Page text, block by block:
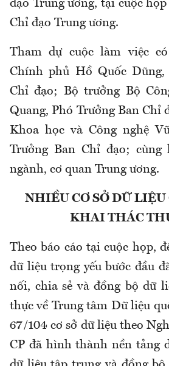
đạo Trung ương, tại cuộc
Chỉ đạo Trung ương.
Tham dự cuộc làm việc
Chính phủ Hồ Quốc Dũng,
Chỉ đạo; Bộ trưởng Bộ
Quang, Phó Trưởng Ban Chỉ
Khoa học và Công nghệ
Trưởng Ban Chỉ đạo; cùng
ngành, cơ quan Trung ương.
NHIỀU CƠ SỞ DỮ
KHAI THÁC
Theo báo cáo tại cuộc họp,
dữ liệu trọng yếu bước đầu
nối, chia sẻ và đồng bộ dữ
thực về Trung tâm Dữ liệu
67/104 cơ sở dữ liệu theo
CP đã hình thành nền tảng